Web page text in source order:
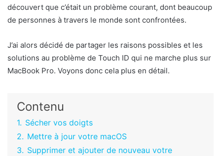
découvert que c’était un problème courant, dont beaucoup
de personnes à travers le monde sont confrontées.
J’ai alors décidé de partager les raisons possibles et les
solutions au problème de Touch ID qui ne marche plus sur
MacBook Pro. Voyons donc cela plus en détail.
Contenu
1. Sécher vos doigts
2. Mettre à jour votre macOS
3. Supprimer et ajouter de nouveau votre